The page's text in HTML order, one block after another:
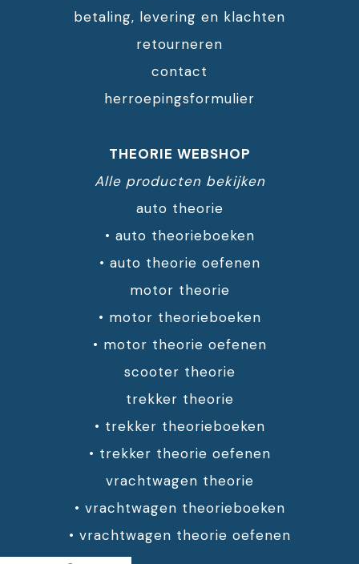
betaling, levering en klachten
retourneren
contact
herroepingsformulier
THEORIE WEBSHOP
Alle producten bekijken
auto theorie
• auto theorieboeken
• auto theorie oefenen
motor theorie
• motor theorieboeken
• motor theorie oefenen
scooter theorie
trekker theorie
• trekker theorieboeken
• trekker theorie oefenen
vrachtwagen theorie
• vrachtwagen theorieboeken
• vrachtwagen theorie oefenen